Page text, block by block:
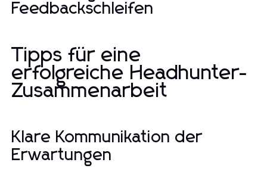
Feedbackschleifen
Tipps für eine
erfolgreiche Headhunter-
Zusammenarbeit
Klare Kommunikation der
Erwartungen